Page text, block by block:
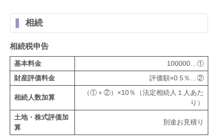
相続
相続税申告
基本料金
100000…①
財産評価料金
評価額×0.5％…②
相続人数加算
（①＋②）×10％（法定相続人１人あた
り）
土地・株式評価加
算
別途お見積り